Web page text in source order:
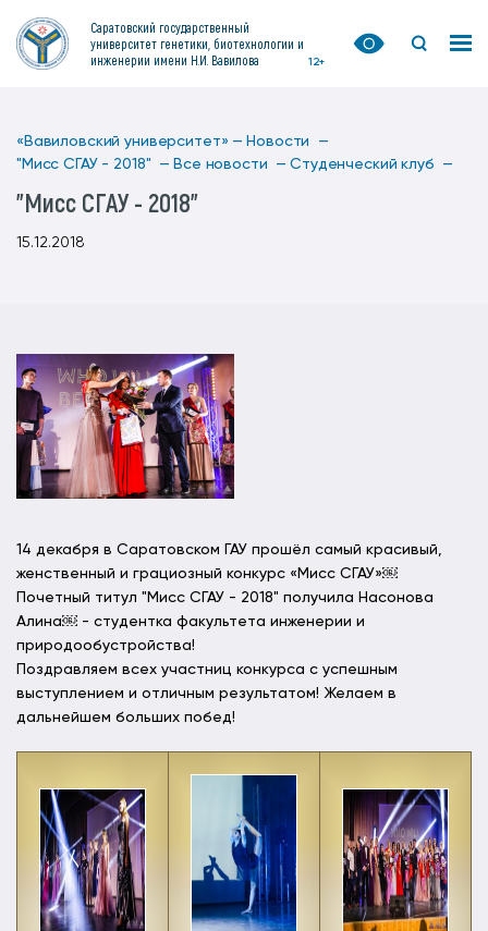
Саратовский государственный
университет генетики, биотехнологии и
инженерии имени Н.И. Вавилова
12+
«Вавиловский университет» — Новости —
"Мисс СГАУ - 2018" — Все новости — Студенческий клуб —
"Мисс СГАУ - 2018"
15.12.2018
14 декабря в Саратовском ГАУ прошёл самый красивый,
женственный и грациозный конкурс «Мисс СГАУ»￼
Почетный титул "Мисс СГАУ - 2018" получила Насонова
Алина￼ - студентка факультета инженерии и
природообустройства!
Поздравляем всех участниц конкурса с успешным
выступлением и отличным результатом! Желаем в
дальнейшем больших побед!